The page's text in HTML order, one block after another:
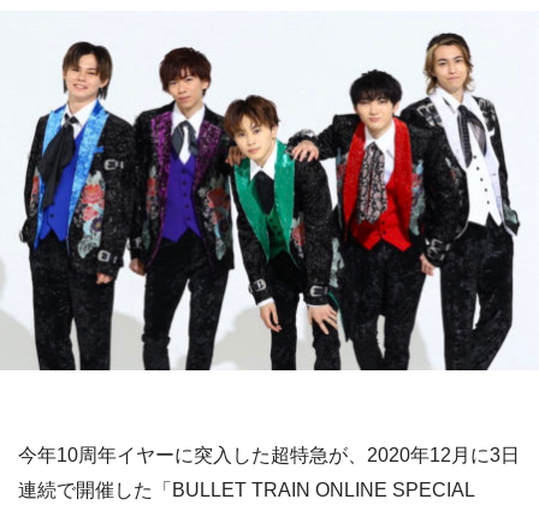
今年10周年イヤーに突入した超特急が、2020年12月に3日
連続で開催した「BULLET TRAIN ONLINE SPECIAL